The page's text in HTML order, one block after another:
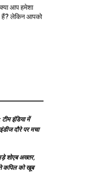
आप हमेशा
हैं? लेकिन आपको
इंडिया में
दौरे पर मचा
शोएब अख्तर,
कपिल को खूब